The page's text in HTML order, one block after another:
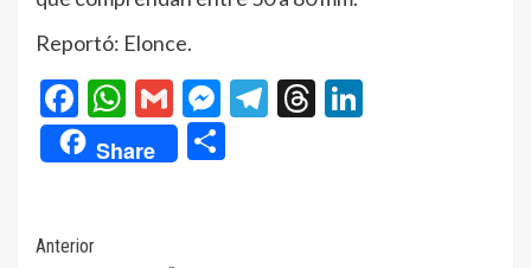
Reportó: Elonce.
Facebook
WhatsApp
GmailMessenger
Telegram
Threads
Share
Navegación
Anterior